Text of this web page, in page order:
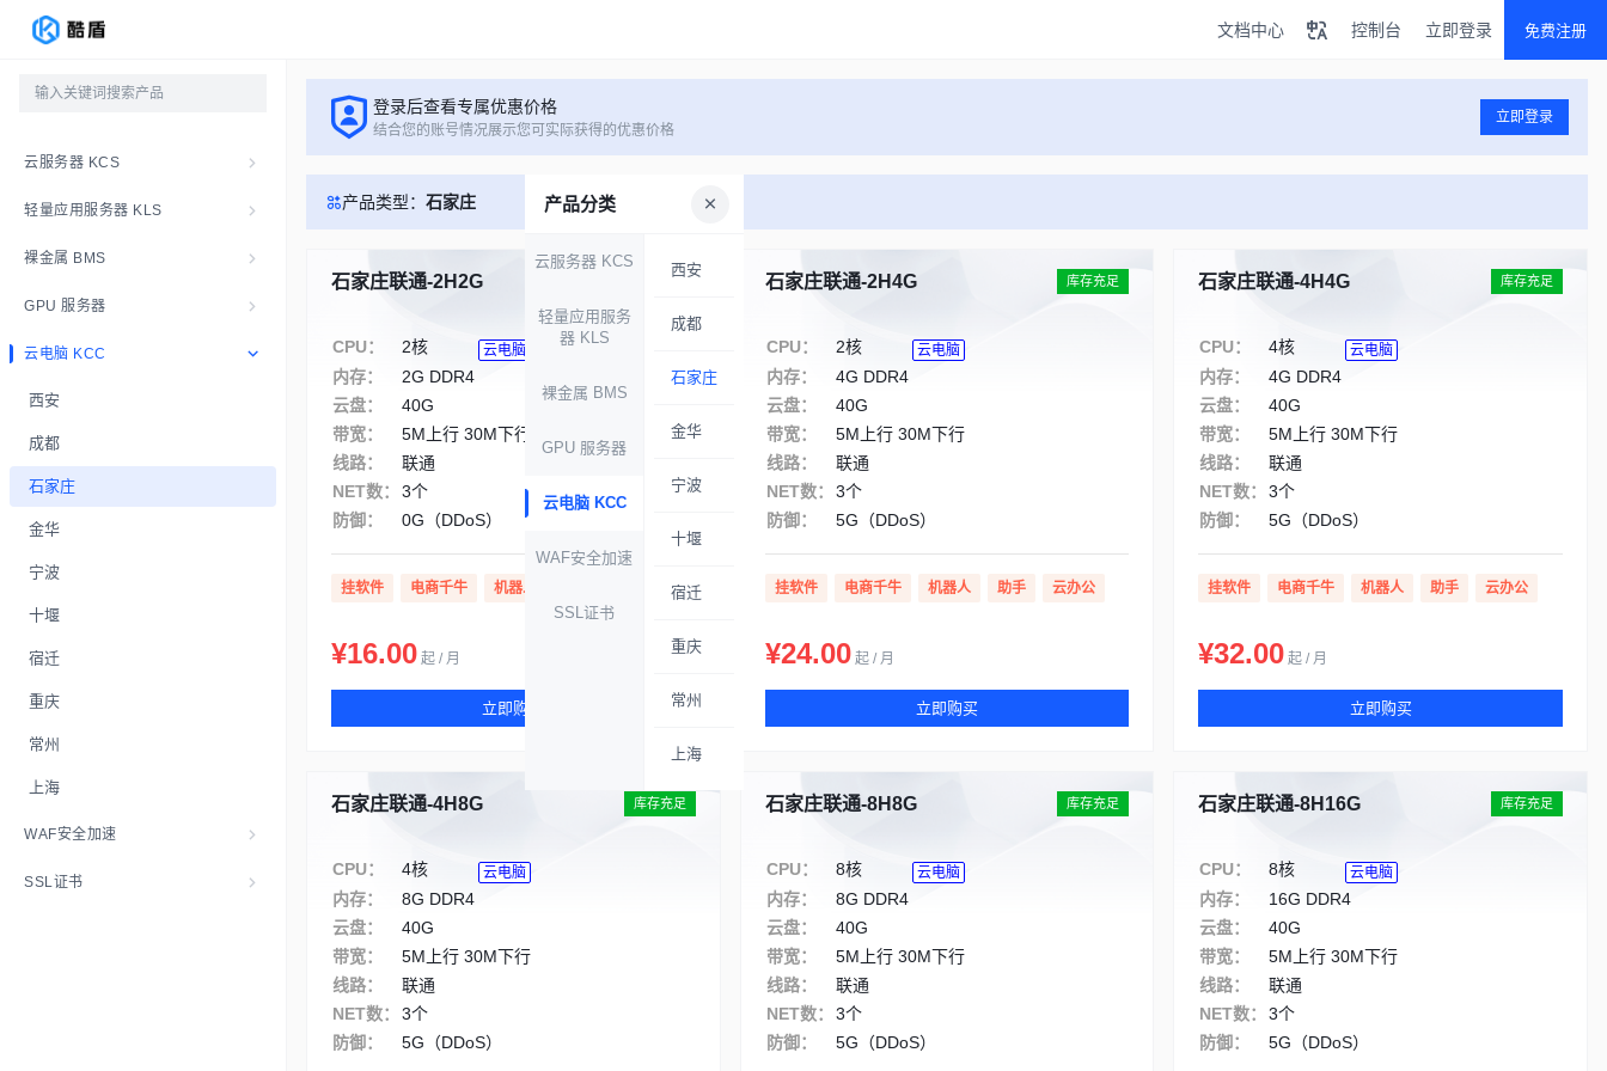
文档中心 控制台 立即登录 免费注册
云服务器 KCS
轻量应用服务器 KLS
裸金属 BMS
GPU 服务器
云电脑 KCC
西安
成都
石家庄
金华
宁波
十堰
宿迁
重庆
常州
上海
WAF安全加速
SSL证书
登录后查看专属优惠价格
结合您的账号情况展示您可实际获得的优惠价格
立即登录
产品分类
云服务器 KCS
轻量应用服务
器 KLS
裸金属 BMS
GPU 服务器
云电脑 KCC
WAF安全加速
SSL证书
西安
成都
石家庄
金华
宁波
十堰
宿迁
重庆
常州
上海
产品类型： 石家庄
石家庄联通-2H2G 库存充足
CPU： 2核 云电脑
内存：
2G DDR4
云盘：
40G
带宽：
5M上行 30M下行
线路：
联通
NET数：
3个
防御：
0G（DDoS）
挂软件 电商千牛 机器人
¥16.00 起 / 月
立即购买
石家庄联通-2H4G 库存充足
CPU： 2核 云电脑
内存：
4G DDR4
云盘：
40G
带宽：
5M上行 30M下行
线路：
联通
NET数：
3个
防御：
5G（DDoS）
挂软件 电商千牛 机器人 助手 云办公
¥24.00起 / 月
立即购买
石家庄联通-4H4G 库存充足
CPU： 4核 云电脑
内存：
4G DDR4
云盘：
40G
带宽：
5M上行 30M下行
线路：
联通
NET数：
3个
防御：
5G（DDoS）
挂软件 电商千牛 机器人 助手 云办公
¥32.00 起 / 月
立即购买
石家庄联通-4H8G 库存充足
CPU： 4核 云电脑
内存：
8G DDR4
云盘：
40G
带宽：
5M上行 30M下行
线路：
联通
NET数：
3个
防御：
5G（DDoS）
石家庄联通-8H8G 库存充足
CPU： 8核 云电脑
内存：
8G DDR4
云盘：
40G
带宽：
5M上行 30M下行
线路：
联通
NET数：
3个
防御：
5G（DDoS）
石家庄联通-8H16G 库存充足
CPU： 8核 云电脑
内存：
16G DDR4
云盘：
40G
带宽：
5M上行 30M下行
线路：
联通
NET数：
3个
防御：
5G（DDoS）